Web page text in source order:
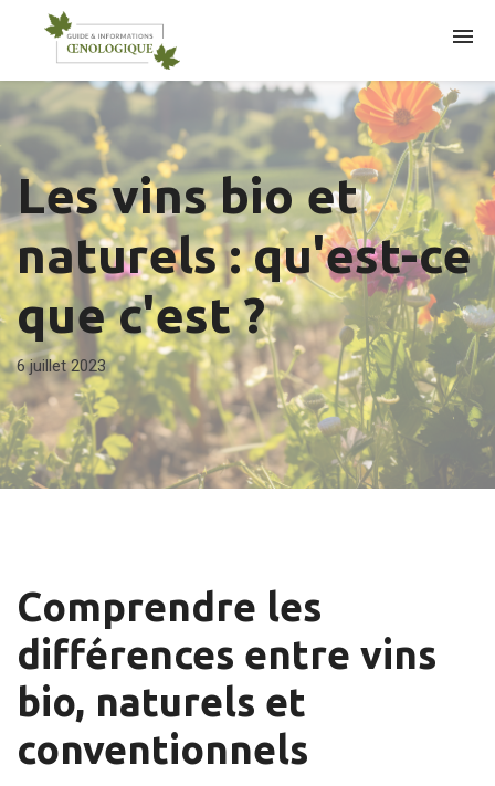
ARTICLES
Les vins bio et
naturels : qu'est-ce
que c'est ?
6 juillet 2023
Comprendre les
différences entre vins
bio, naturels et
conventionnels